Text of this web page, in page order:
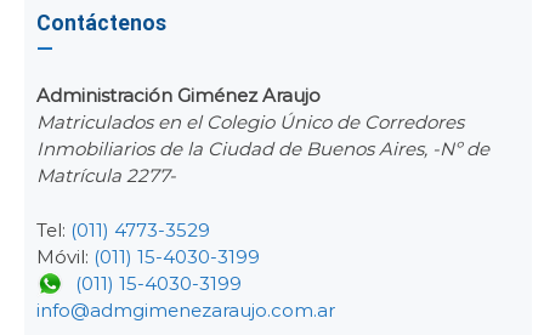
Contáctenos
Administración Giménez Araujo
Matriculados en el Colegio Único de Corredores
Inmobiliarios de la Ciudad de Buenos Aires, -Nº de
Matrícula 2277-
Tel: (011) 4773-3529
Móvil: (011) 15-4030-3199
(011) 15-4030-3199
info@admgimenezaraujo.com.ar